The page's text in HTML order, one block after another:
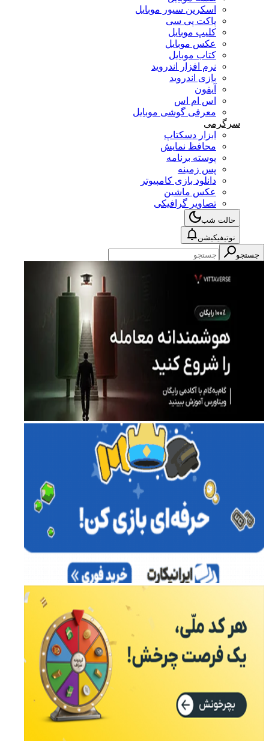
اسکرین سیور موبایل
پاکت پی سی
کلیپ موبایل
عکس موبایل
کتاب موبایل
نرم افزار اندروید
بازی اندروید
آیفون
اس ام اس
معرفی گوشی موبایل
سرگرمی
ابزار دسکتاپ
محافظ نمایش
پوسته برنامه
پس زمینه
دانلود بازی کامپیوتر
عکس ماشین
تصاویر گرافیکی
حالت شب
نوتیفیکیشن
جستجو